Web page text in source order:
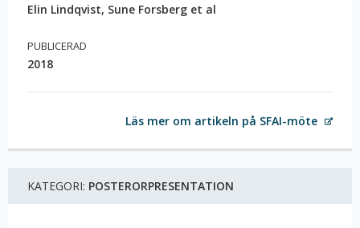
Elin Lindqvist, Sune Forsberg et al
PUBLICERAD
2018
Läs mer om artikeln på SFAI-möte
KATEGORI: POSTERORPRESENTATION